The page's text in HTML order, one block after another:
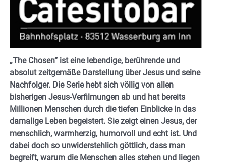
„The Chosen“ ist eine lebendige, berührende und
absolut zeitgemäße Darstellung über Jesus und seine
Nachfolger. Die Serie hebt sich völlig von allen
bisherigen Jesus-Verfilmungen ab und hat bereits
Millionen Menschen durch die tiefen Einblicke in das
damalige Leben begeistert. Sie zeigt einen Jesus, der
menschlich, warmherzig, humorvoll und echt ist. Und
dabei doch so unwiderstehlich göttlich, dass man
begreift, warum die Menschen alles stehen und liegen